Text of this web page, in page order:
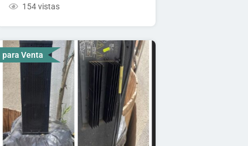
154 vistas
para Venta